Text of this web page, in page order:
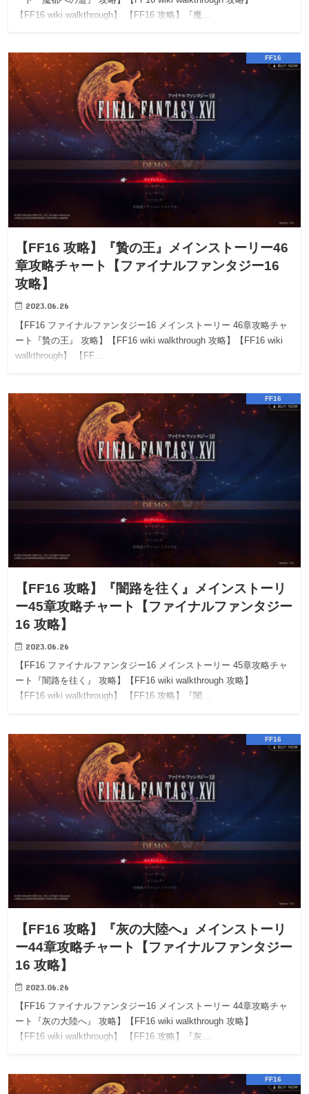
【FF16 wiki walkthrough】 【FF16 攻略】『魔…
FF16
【FF16 攻略】『贄の王』メインストーリー46
章攻略チャート【ファイナルファンタジー16
攻略】
2023.06.26
【FF16 ファイナルファンタジー16 メインストーリー 46章攻略チャ
ート『贄の王』 攻略】【FF16 wiki walkthrough 攻略】【FF16 wiki
walkthrough】 【FF…
FF16
【FF16 攻略】『闇路を往く』メインストーリ
ー45章攻略チャート【ファイナルファンタジー
16 攻略】
2023.06.26
【FF16 ファイナルファンタジー16 メインストーリー 45章攻略チャ
ート『闇路を往く』 攻略】【FF16 wiki walkthrough 攻略】
【FF16 wiki walkthrough】 【FF16 攻略】『闇…
FF16
【FF16 攻略】『灰の大陸へ』メインストーリ
ー44章攻略チャート【ファイナルファンタジー
16 攻略】
2023.06.26
【FF16 ファイナルファンタジー16 メインストーリー 44章攻略チャ
ート『灰の大陸へ』 攻略】【FF16 wiki walkthrough 攻略】
【FF16 wiki walkthrough】 【FF16 攻略】『灰…
FF16